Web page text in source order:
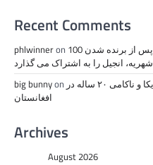
Recent Comments
phlwinneron برنده نیم فصل فوتبال کالج پس از برنده شدن 100G دلار
شهریه، انجیل را به اشتراک می گذارد
big bunnyon یازدهم سپتامبر؛ آغاز جنگ بی‌پایان آمریکا و ناکامی ۲۰ ساله در
افغانستان
Archives
August 2026